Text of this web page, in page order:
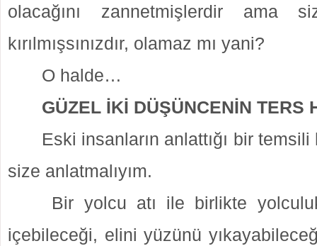
olacağını zannetmişlerdir ama
kırılmışsınızdır, olamaz mı yani?
O halde…
GÜZEL İKİ DÜŞÜNCENİN TERS
Eski insanların anlattığı bir
size anlatmalıyım.
Bir yolcu atı ile birlikte
içebileceği, elini yüzünü